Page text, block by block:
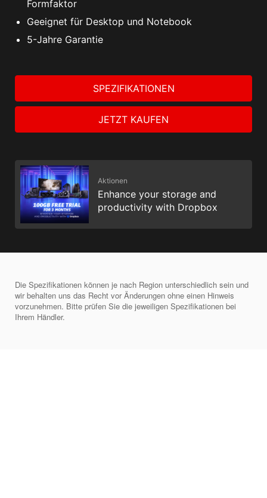
Formfaktor
Geeignet für Desktop und Notebook
5-Jahre Garantie
SPEZIFIKATIONEN
JETZT KAUFEN
Aktionen
Enhance your storage and
productivity with Dropbox
Die Spezifikationen können je nach Region unterschiedlich sein und
wir behalten uns das Recht vor Änderungen ohne einen Hinweis
vorzunehmen. Bitte prüfen Sie die jeweiligen Spezifikationen bei
Ihrem Händler.